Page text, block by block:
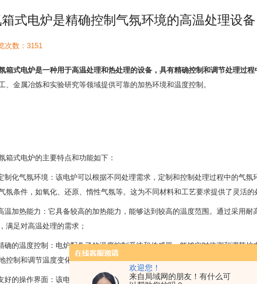
欢迎您！
来自局域网的朋友！有什么可
式电炉是精确控制气氛环境的高温处理设备
次数：3151
箱式电炉是一种用于高温处理和热处理的设备，具有精确控制和调节处理过程
、金属冶炼和实验研究等领域提供可靠的加热环境和温度控制。
式电炉的主要特点和功能如下：
化气氛环境：该电炉可以根据不同处理需求，定制和控制处理过程中的气氛
氛条件，如氧化、还原、惰性气氛等。这为不同材料和工艺要求提供了灵活的
加热能力：它具备较高的加热能力，能够达到较高的温度范围。通过采用耐
满足对高温处理的需求；
的温度控制：电炉配备了的温度控制系统和传感器，能够实时监测和调节炉
控制和调节温度变化，以满足材料的加热和冷却要求；
的操作界面：该电炉配备了直观、易于操作的控制面板，通常采用触摸屏或